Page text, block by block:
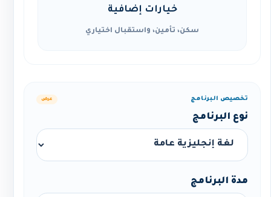
خيارات إضافية
سكن، تأمين، واستقبال اختياري
تخصيص البرنامج عرض
نوع البرنامج
مدة البرنامج